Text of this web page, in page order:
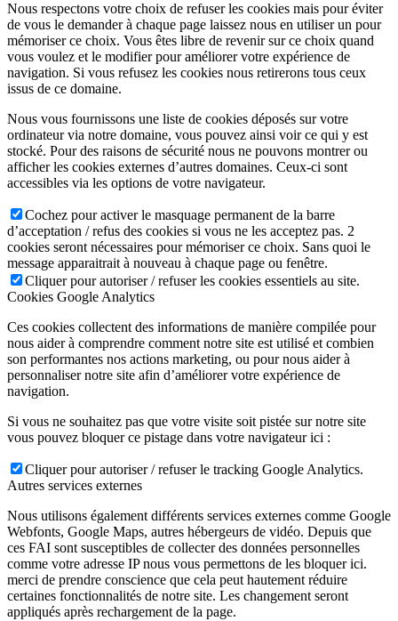
Nous respectons votre choix de refuser les cookies mais pour éviter
de vous le demander à chaque page laissez nous en utiliser un pour
mémoriser ce choix. Vous êtes libre de revenir sur ce choix quand
vous voulez et le modifier pour améliorer votre expérience de
navigation. Si vous refusez les cookies nous retirerons tous ceux
issus de ce domaine.
Nous vous fournissons une liste de cookies déposés sur votre
ordinateur via notre domaine, vous pouvez ainsi voir ce qui y est
stocké. Pour des raisons de sécurité nous ne pouvons montrer ou
afficher les cookies externes d’autres domaines. Ceux-ci sont
accessibles via les options de votre navigateur.
Cochez pour activer le masquage permanent de la barre
d’acceptation / refus des cookies si vous ne les acceptez pas. 2
cookies seront nécessaires pour mémoriser ce choix. Sans quoi le
message apparaitrait à nouveau à chaque page ou fenêtre.
Cliquer pour autoriser / refuser les cookies essentiels au site.
Cookies Google Analytics
Ces cookies collectent des informations de manière compilée pour
nous aider à comprendre comment notre site est utilisé et combien
son performantes nos actions marketing, ou pour nous aider à
personnaliser notre site afin d’améliorer votre expérience de
navigation.
Si vous ne souhaitez pas que votre visite soit pistée sur notre site
vous pouvez bloquer ce pistage dans votre navigateur ici :
Cliquer pour autoriser / refuser le tracking Google Analytics.
Autres services externes
Nous utilisons également différents services externes comme Google
Webfonts, Google Maps, autres hébergeurs de vidéo. Depuis que
ces FAI sont susceptibles de collecter des données personnelles
comme votre adresse IP nous vous permettons de les bloquer ici.
merci de prendre conscience que cela peut hautement réduire
certaines fonctionnalités de notre site. Les changement seront
appliqués après rechargement de la page.